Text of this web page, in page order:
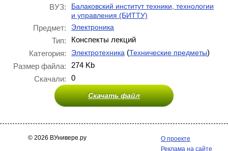
ВУЗ:
Балаковский институт техники, технологии
и управления (БИТТУ)
Предмет: Электроника
Тип:
Конспекты лекций
Категория:
Электротехника (Технические предметы)
Размер файла:
274 Kb
Скачали:
0
Скачать файл
© 2026 ВУнивере.ру
О проекте
Реклама на сайте